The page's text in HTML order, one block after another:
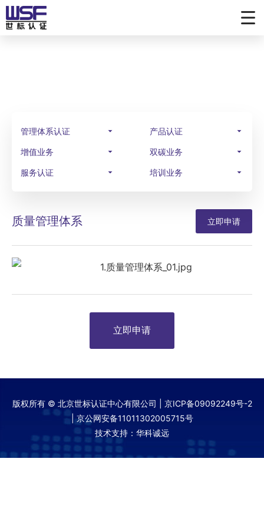
管理体系认证 产品认证
增值业务 双碳业务
服务认证 培训业务
立即申请
质量管理体系
立即申请
版权所有 © 北京世标认证中心有限公司 | 京ICP备09092249号-2
|京公网安备11011302005715号
技术支持：华科诚远